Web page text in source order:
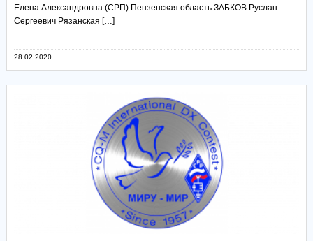
Елена Александровна (СРП) Пензенская область ЗАБКОВ Руслан
Сергеевич Рязанская […]
28.02.2020